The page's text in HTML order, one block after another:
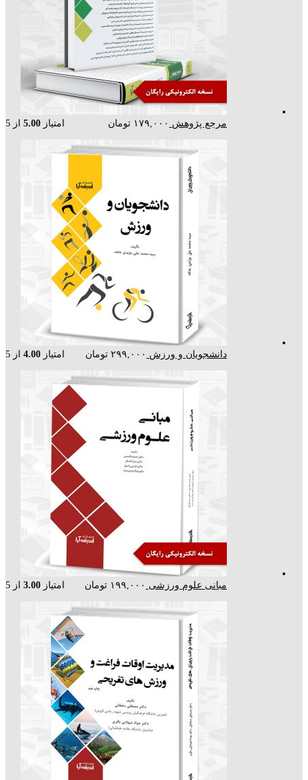
مرجع پژوهش امتیاز 5.00 از 5 ۱۷۹,۰۰۰ تومان
دانشجویان و ورزش امتیاز 4.00 از 5 ۲۹۹,۰۰۰ تومان
مبانی علوم ورزشی امتیاز 3.00 از 5 ۱۹۹,۰۰۰ تومان